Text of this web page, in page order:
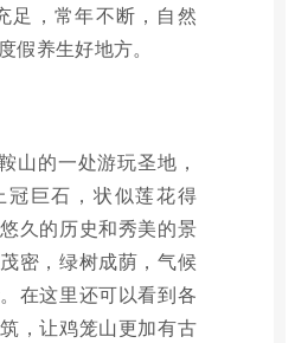
足，常年不断，自然
假养生好地方。
山的一处游玩圣地，
冠巨石，状似莲花得
久的历史和秀美的景
密，绿树成荫，气候
在这里还可以看到各
，让鸡笼山更加有古